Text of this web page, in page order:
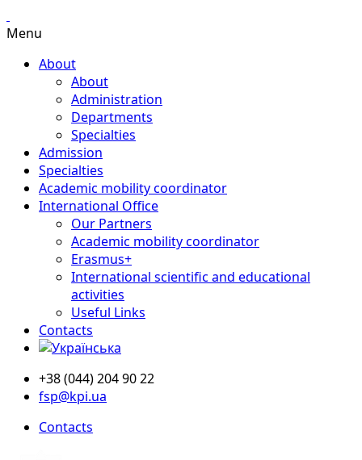
Menu
About
About
Administration
Departments
Specialties
Admission
Specialties
Academic mobility coordinator
International Office
Our Partners
Academic mobility coordinator
Erasmus+
International scientific and educational
activities
Useful Links
Contacts
+38 (044) 204 90 22
fsp@kpi.ua
Contacts